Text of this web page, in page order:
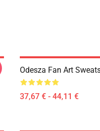
Odesza Fan Art
37,67 € - 44,11 €